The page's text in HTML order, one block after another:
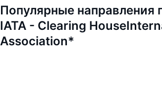
Популярные направления
IATA - Clearing
Association*